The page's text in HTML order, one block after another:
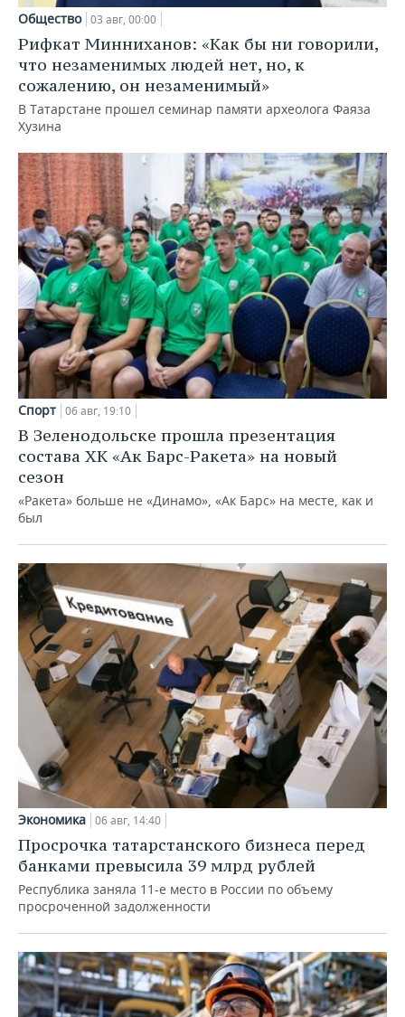
Общество 03 авг, 00:00
Рифкат Минниханов: «Как бы ни говорили,
что незаменимых людей нет, но, к
сожалению, он незаменимый»
В Татарстане прошел семинар памяти археолога Фаяза
Хузина
Спорт 06 авг, 19:10
В Зеленодольске прошла презентация
состава ХК «Ак Барс-Ракета» на новый
сезон
«Ракета» больше не «Динамо», «Ак Барс» на месте, как и
был
Экономика 06 авг, 14:40
Просрочка татарстанского бизнеса перед
банками превысила 39 млрд рублей
Республика заняла 11-е место в России по объему
просроченной задолженности